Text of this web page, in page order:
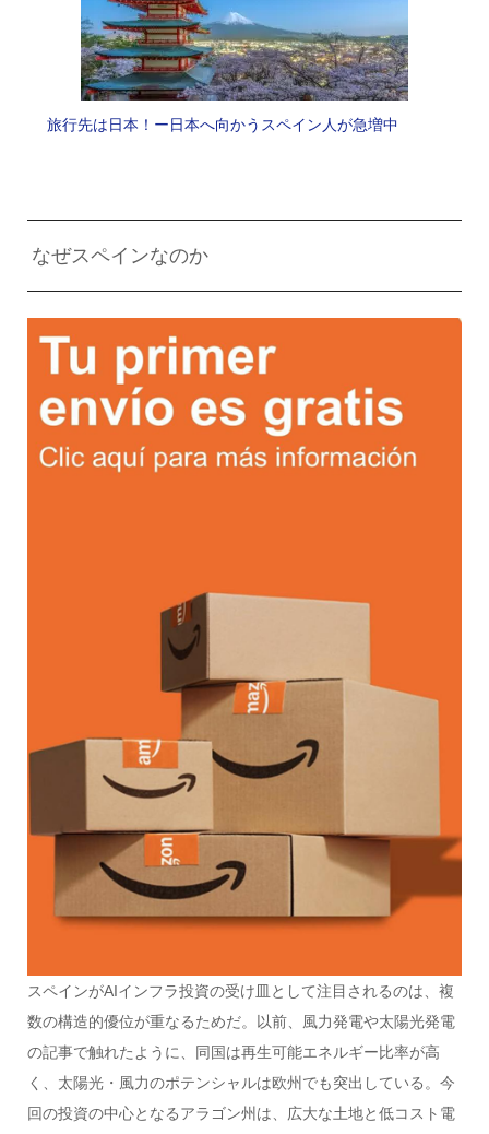
旅行先は日本！ー日本へ向かうスペイン人が急増中
なぜスペインなのか
スペインがAIインフラ投資の受け皿として注目されるのは、複
数の構造的優位が重なるためだ。以前、風力発電や太陽光発電
の記事で触れたように、同国は再生可能エネルギー比率が高
く、太陽光・風力のポテンシャルは欧州でも突出している。今
回の投資の中心となるアラゴン州は、広大な土地と低コスト電